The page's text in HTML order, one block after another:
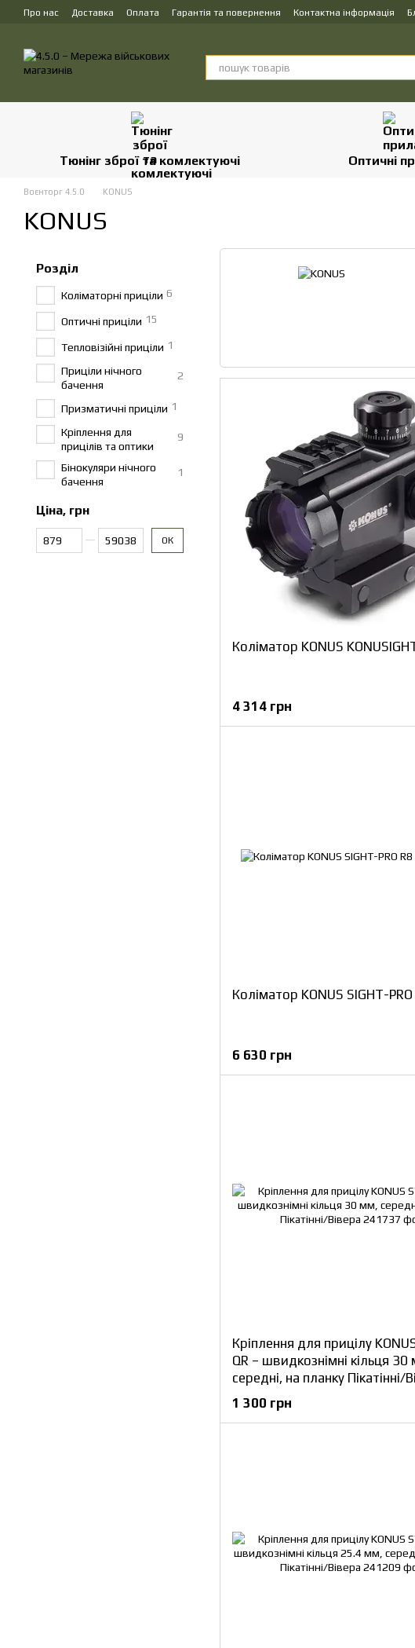
Перейти до основного контенту
Про нас Доставка Оплата Гарантія та повернення Контактна інформація
Тюнінг зброї та комлектуючі Оптичні
Воєнторг 4.5.0 KONUS
KONUS
Коліматор KONUS
4 314 грн
Коліматор KONUS SIGHT-PRO
6 630 грн
Кріплення для прицілу
QR – швидкознімні кільця 30
середні, на планку Пікатінні/
1 300 грн
Розділ
Коліматорні приціли 6
Оптичні приціли 15
Тепловізійні приціли 1
Приціли нічного
бачення
2
Призматичні приціли 1
Кріплення для
прицілів та оптики
9
Бінокуляри нічного
бачення
1
Ціна, грн
ОК